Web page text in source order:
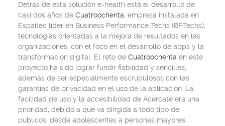
Detrás de esta solución e-health está el desarrollo de
casi dos años de Cuatroochenta, empresa instalada en
Espaitec líder en Business Performance Techs (BPTechs),
tecnologías orientadas a la mejora de resultados en las
organizaciones, con el foco en el desarrollo de apps y la
transformación digital. El reto de Cuatroochenta en este
proyecto ha sido lograr fundir fiabilidad y sencillez,
además de ser especialmente escrupulosos con las
garantías de privacidad en el uso de la aplicación. La
facilidad de uso y la accesibilidad de Acércate era una
prioridad, debido a que va dirigida a todo tipo de
públicos, desde adolescentes a personas mayores,